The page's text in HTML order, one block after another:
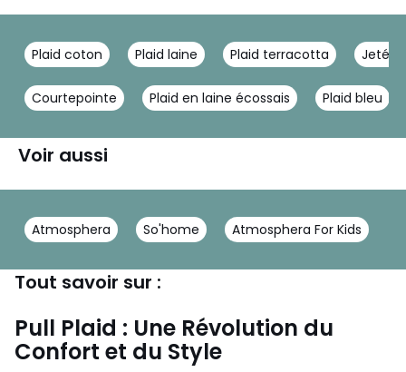
Plaid coton Plaid laine Plaid terracotta Jeté
Courtepointe Plaid en laine écossais Plaid bleu
Voir aussi
Atmosphera So'home Atmosphera For Kids
Tout savoir sur :
Pull Plaid : Une Révolution du
Confort et du Style